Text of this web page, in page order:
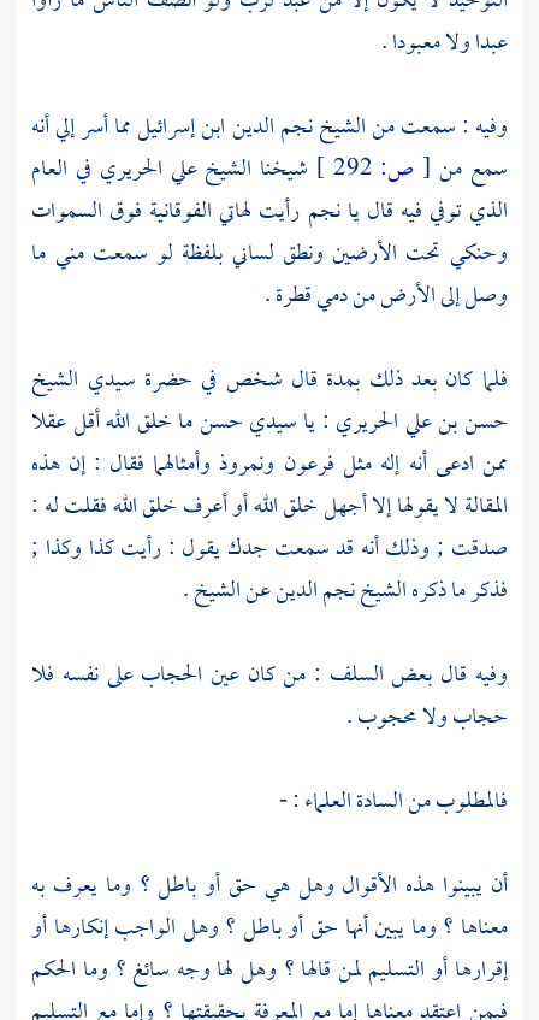
عبدا ولا معبودا .
وفيه : سمعت منالشيخ نجم الدين ابن إسرائيلمما أسر إلي أنه
سمع من [ ص: شيخنا الشيخ علي الحريري في العام
الذي توفي فيه قال يانجم رأيت لهاتي الفوقانية فوق السموات
وحنكي تحت الأرضين ونطق لساني بلفظة لو سمعت مني ما
وصل إلى الأرض من دمي قطرة .
فلما كان بعد ذلك بمدة قال شخص في حضرة سيدي الشيخ
حسن بن علي الحريري : يا سيديحسنما خلق الله أقل عقلا
ممن ادعى أنه إله مثل فرعون ونمروذ وأمثالهما فقال : إن هذه
المقالة لا يقولها إلا أجهل خلق الله أو أعرف خلق الله فقلت له :
صدقت ; وذلك أنه قد سمعت جدك يقول : رأيت كذا وكذا ;
فذكر ما ذكرهالشيخ نجم الدينعن الشيخ .
وفيه قال بعض السلف : من كان عين الحجاب على نفسه فلا
حجاب ولا محجوب .
فالمطلوب من السادة العلماء : -
أن يبينوا هذه الأقوال وهل هي حق أو باطل ؟ وما يعرف به
معناها ؟ وما يبين أنها حق أو باطل ؟ وهل الواجب إنكارها أو
إقرارها أو التسليم لمن قالها ؟ وهل لها وجه سائغ ؟ وما الحكم